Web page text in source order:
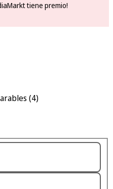
tiene premio!
(4)